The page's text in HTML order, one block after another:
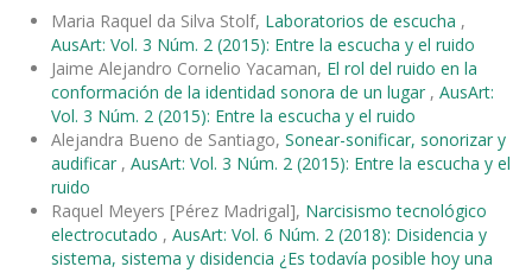
Maria Raquel da Silva Stolf, Laboratorios de escucha ,
AusArt: Vol. 3 Núm. 2 (2015): Entre la escucha y el ruido
Jaime Alejandro Cornelio Yacaman, El rol del ruido en la
conformación de la identidad sonora de un lugar , AusArt:
Vol. 3 Núm. 2 (2015): Entre la escucha y el ruido
Alejandra Bueno de Santiago, Sonear-sonificar, sonorizar y
audificar , AusArt: Vol. 3 Núm. 2 (2015): Entre la escucha y el
ruido
Raquel Meyers [Pérez Madrigal], Narcisismo tecnológico
electrocutado , AusArt: Vol. 6 Núm. 2 (2018): Disidencia y
sistema, sistema y disidencia ¿Es todavía posible hoy una